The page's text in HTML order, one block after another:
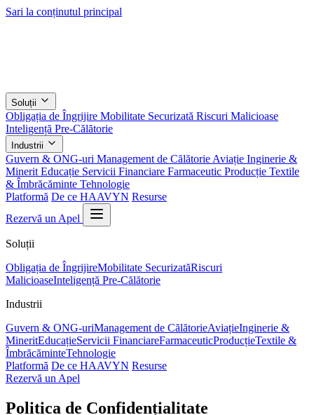
Sari la conținutul principal
Soluții
Obligația de Îngrijire Mobilitate Securizată Riscuri Malicioase
Inteligență Pre-Călătorie
Industrii
Guvern & ONG-uri Management de Călătorie Aviație Inginerie &
Minerit Educație Servicii Financiare Farmaceutic Producție Textile
& Îmbrăcăminte Tehnologie
Platformă De ce HAAVYN Resurse
Rezervă un Apel
Soluții
Obligația de ÎngrijireMobilitate SecurizatăRiscuri
MalicioaseInteligență Pre-Călătorie
Industrii
Guvern & ONG-uriManagement de CălătorieAviațieInginerie &
MineritEducațieServicii FinanciareFarmaceuticProducțieTextile &
ÎmbrăcăminteTehnologie
Platformă De ce HAAVYN Resurse
Rezervă un Apel
Politica de Confidențialitate